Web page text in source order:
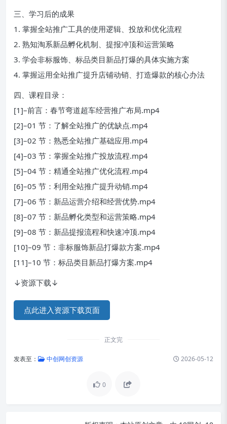
三、学习后的成果
1. 掌握全站推广工具的使用逻辑、投放和优化流程
2. 熟知淘系新品孵化机制、提报冲顶和运营策略
3. 学会非标服饰、标品类目新品打爆的具体实施方案
4. 掌握运用全站推广提升店铺动销、打造爆款的核心办法
四、课程目录：
[1]–前言：春节弯道超车经营推广布局.mp4
[2]–01 节：了解全站推广的优缺点.mp4
[3]–02 节：熟悉全站推广基础应用.mp4
[4]–03 节：掌握全站推广投放流程.mp4
[5]–04 节：精通全站推广优化流程.mp4
[6]–05 节：利用全站推广提升动销.mp4
[7]–06 节：新品运营介绍和经营优势.mp4
[8]–07 节：新品孵化类型和运营策略.mp4
[9]–08 节：新品提报流程和快速冲顶.mp4
[10]–09 节：非标服饰新品打爆款方案.mp4
[11]–10 节：标品类目新品打爆方案.mp4
↓资源下载↓
点此进入资源下载页面
正文完
发表至： 中创网创资源 2026-05-12
0